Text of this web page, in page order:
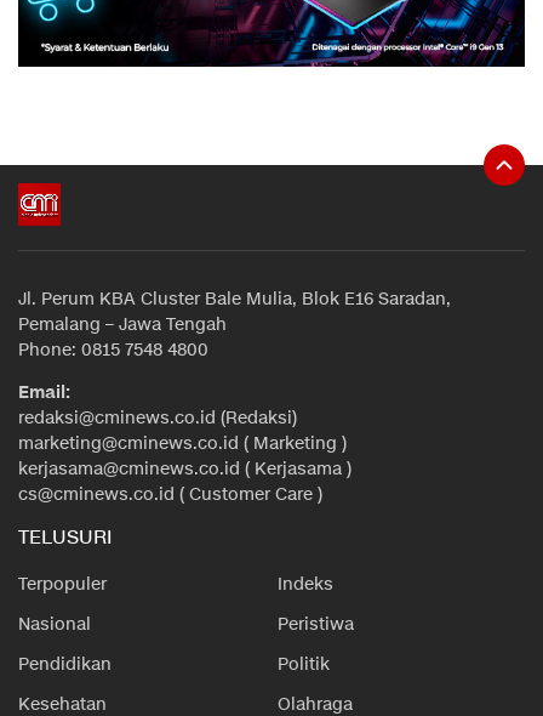
Jl. Perum KBA Cluster Bale Mulia, Blok E16 Saradan,
Pemalang – Jawa Tengah
Phone: 0815 7548 4800
Email:
redaksi@cminews.co.id (Redaksi)
marketing@cminews.co.id ( Marketing )
kerjasama@cminews.co.id ( Kerjasama )
cs@cminews.co.id ( Customer Care )
TELUSURI
Terpopuler
Indeks
Nasional
Peristiwa
Pendidikan
Politik
Kesehatan
Olahraga